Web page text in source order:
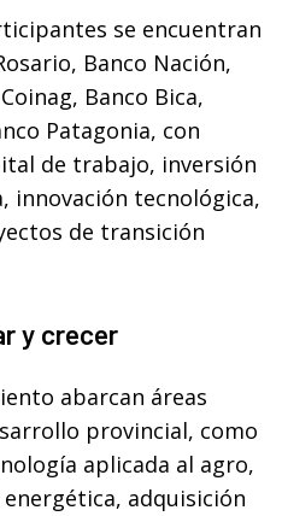
se encuentran
Banco Nación,
Banco Bica,
Patagonia, con
de trabajo, inversión
innovación tecnológica,
de transición
y crecer
abarcan áreas
provincial, como
aplicada al agro,
adquisición